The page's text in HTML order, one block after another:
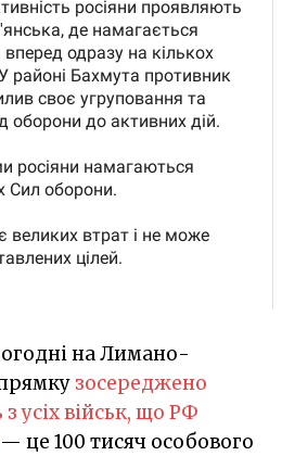
на Лимано-
зосереджено
усіх військ, що РФ
— це 100 тисяч особового